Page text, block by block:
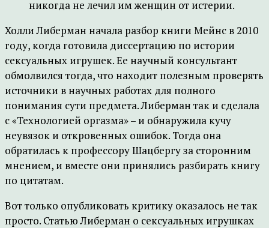
никогда не лечил им женщин от истерии.
Холли Либерман начала разбор книги Мейнс в 2010
году, когда готовила диссертацию по истории
сексуальных игрушек. Ее научный консультант
обмолвился тогда, что находит полезным проверять
источники в научных работах для полного
понимания сути предмета. Либерман так и сделала
с «Технологией оргазма» – и обнаружила кучу
неувязок и откровенных ошибок. Тогда она
обратилась к профессору Шацбергу за сторонним
мнением, и вместе они принялись разбирать книгу
по цитатам.
Вот только опубликовать критику оказалось не так
просто. Статью Либерман о сексуальных игрушках